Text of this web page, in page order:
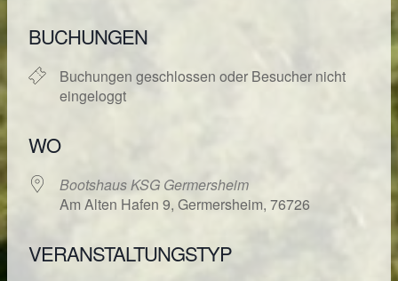
Google
BUCHUNGEN
Buchungen geschlossen oder Besucher nicht
eingeloggt
WO
Bootshaus KSG Germersheim
Am Alten Hafen 9, Germersheim, 76726
VERANSTALTUNGSTYP